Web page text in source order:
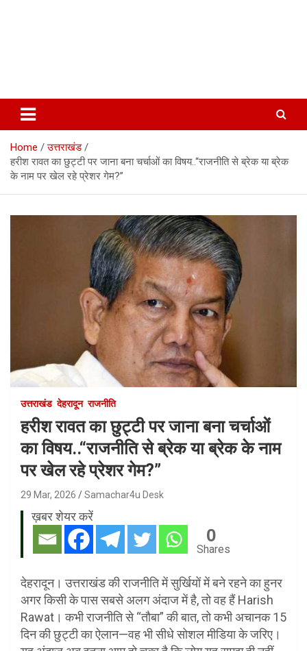
Home
उत्तराखंड
हरीश रावत का छुट्टी पर जाना बना चर्चाओं का विषय..“राजनीति से ब्रेक या ब्रेक
के नाम पर खेल रहे प्रेशर गेम?”
उत्तराखंड देहरादून राजनीति
हरीश रावत का छुट्टी पर जाना बना चर्चाओं
का विषय..“राजनीति से ब्रेक या ब्रेक के नाम
पर खेल रहे प्रेशर गेम?”
29 Mar, 2026 Samachar4u Desk
ख़बर शेयर करें
0
Shares
देहरादून। उत्तराखंड की राजनीति में सुर्खियों में बने रहने का हुनर
अगर किसी के पास सबसे अलग अंदाज में है, तो वह हैं Harish
Rawat। कभी राजनीति से “तौबा” की बात, तो कभी अचानक 15
दिन की छुट्टी का ऐलान—वह भी सीधे सोशल मीडिया के जरिए।